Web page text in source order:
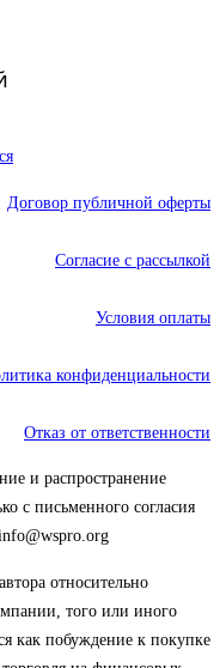
Договор публичной оферты
Согласие с рассылкой
Условия оплаты
конфиденциальности
Отказ от ответственности
и распространение
с письменного согласия
относительно
того или иного
как побуждение к покупке